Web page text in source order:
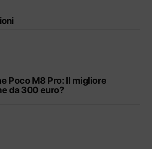
Poco M8 Pro: Il migliore
da 300 euro?